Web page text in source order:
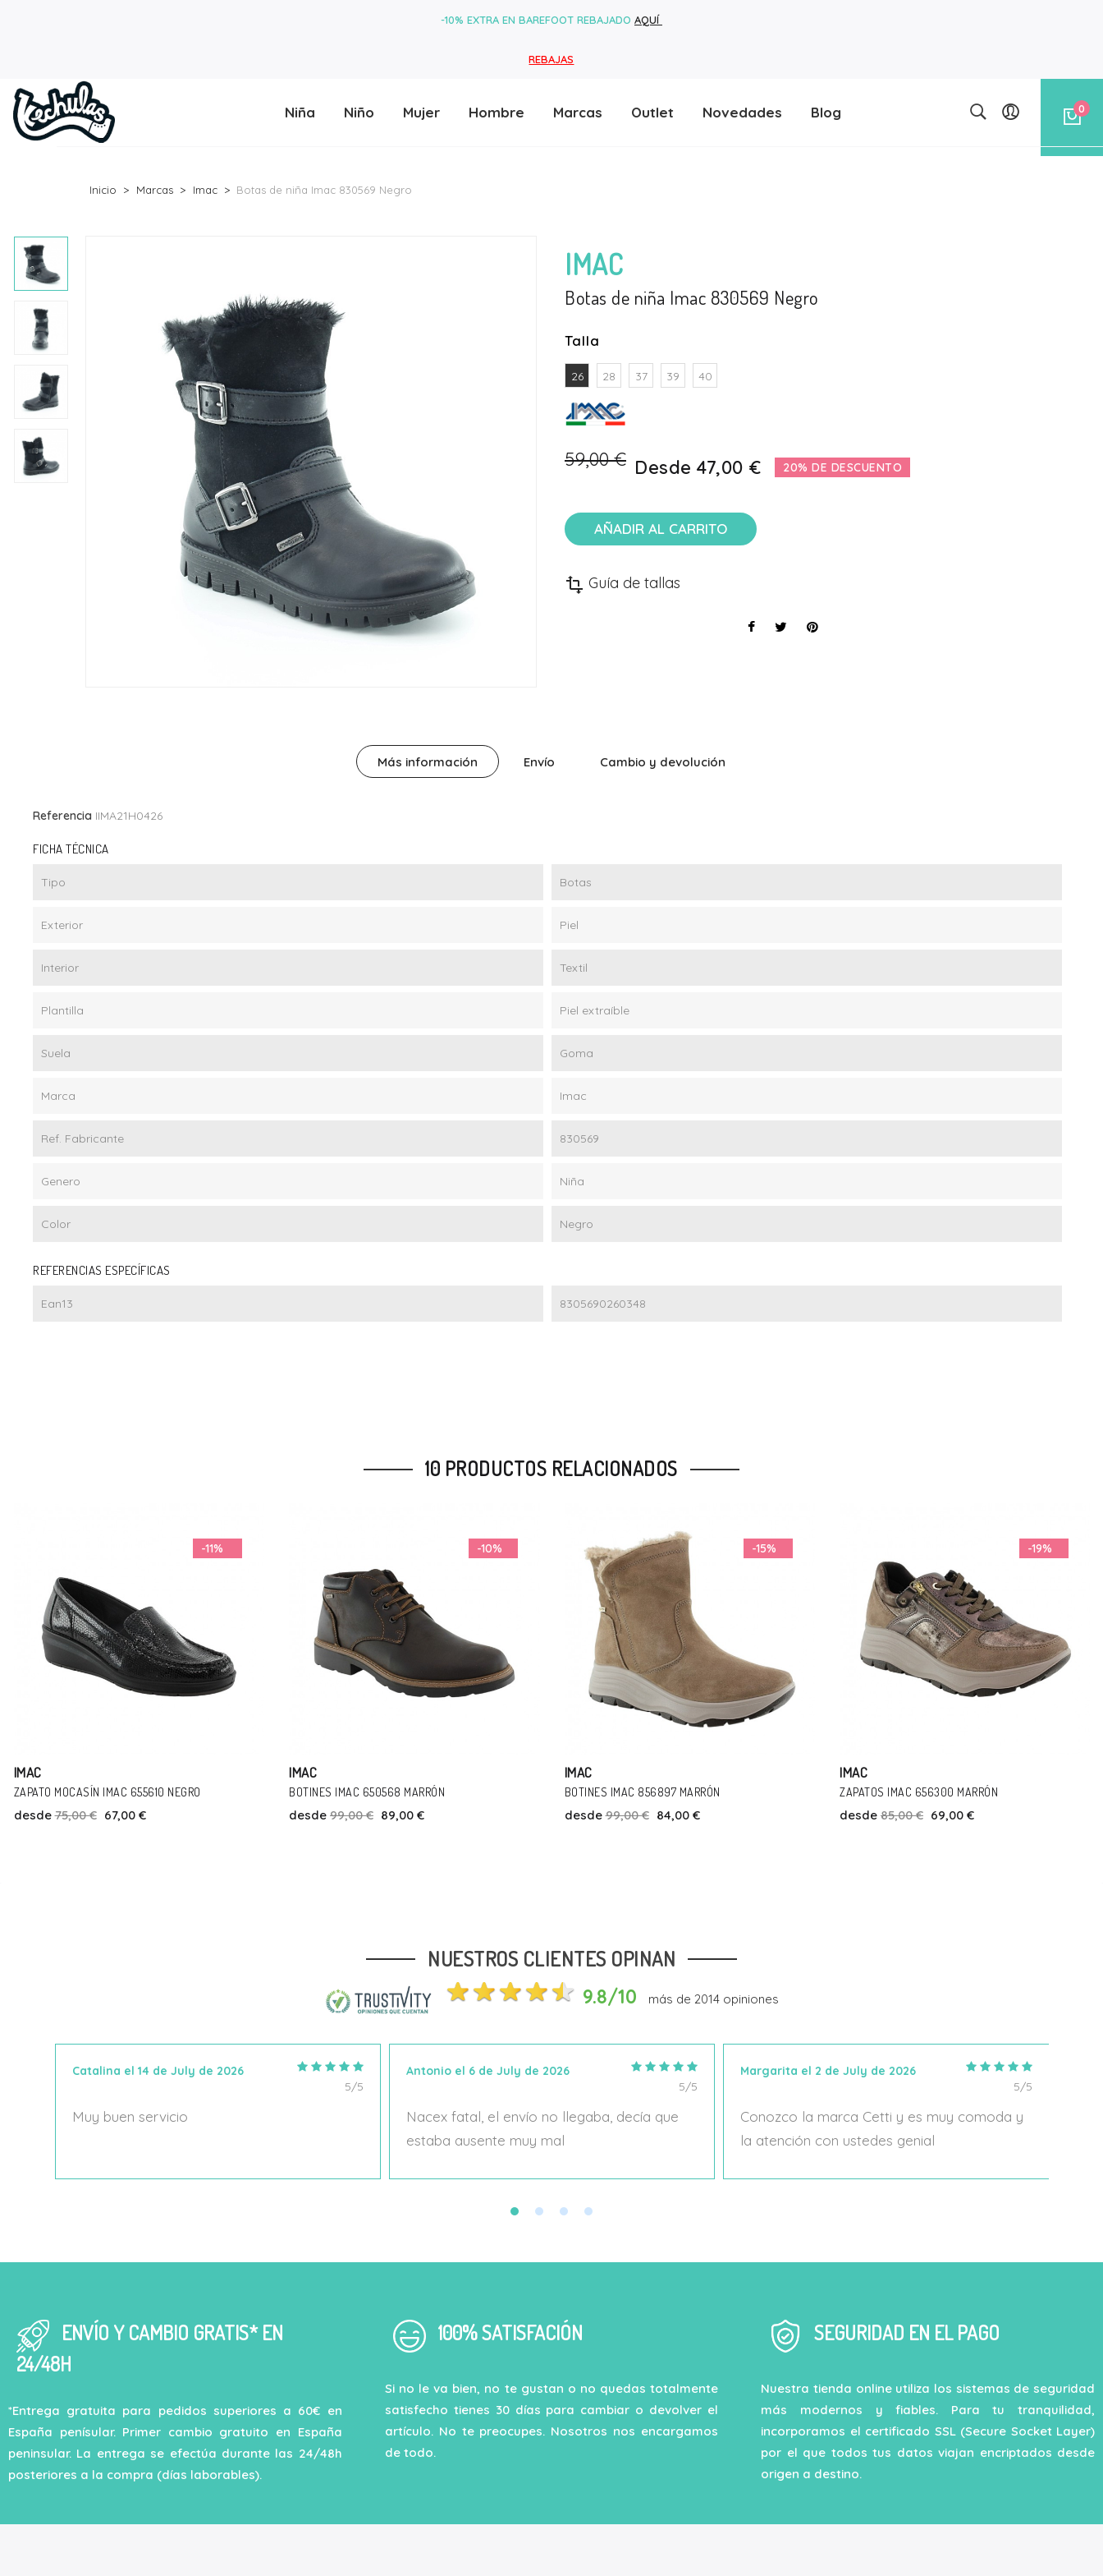
-10% EXTRA EN BAREFOOT REBAJADO AQUÍ
REBAJAS
Niña Niño Mujer Hombre Marcas Outlet Novedades Blog 0
Inicio Marcas Imac Botas de niña Imac 830569 Negro
IMAC
Botas de niña Imac 830569 Negro
Talla
26 28 37 39 40
59,00 € Desde 47,00 € 20% DE DESCUENTO
AÑADIR AL CARRITO
transform Guía de tallas
Más información Envío Cambio y devolución
Referencia IIMA21H0426
FICHA TÉCNICA
Tipo Botas
Exterior Piel
Interior Textil
Plantilla Piel extraíble
Suela Goma
Marca Imac
Ref. Fabricante 830569
Genero Niña
Color Negro
REFERENCIAS ESPECÍFICAS
Ean13 8305690260348
10 PRODUCTOS RELACIONADOS
-10%
IMAC
BOTINES IMAC 650568 MARRÓN
desde 99,00 € 89,00 €
-15%
Añadir Al Carrito
IMAC
BOTINES IMAC 856897 MARRÓN
desde 99,00 € 84,00 €
-19%
IMAC
ZAPATOS IMAC 656300 MARRÓN
desde 85,00 € 69,00 €
-17%
IMAC
ZAPATOS IMAC 856888 MARRÓN
desde 95,00 € 79,00 €
NUESTROS CLIENTES OPINAN
9.8/10 más de 2014opiniones
Catalina el 14 de July de 2026
5/5
Muy buen servicio
Antonio el 6 de July de 2026
5/5
Nacex fatal, el envío no llegaba, decía que
estaba ausente muy mal
Margarita el 2 de July de 2026
5/5
Conozco la marca Cetti y es muy comoda y
la atención con ustedes genial
ENVÍO Y CAMBIO GRATIS* EN
24/48H
*Entrega gratuita para pedidos superiores a 60€ en
España penísular. Primer cambio gratuito en España
peninsular. La entrega se efectúa durante las 24/48h
posteriores a la compra (días laborables).
100% SATISFACIÓN
Si no le va bien, no te gustan o no quedas totalmente
satisfecho tienes 30 días para cambiar o devolver el
artículo. No te preocupes. Nosotros nos encargamos
de todo.
SEGURIDAD EN EL PAGO
Nuestra tienda online utiliza los sistemas de seguridad
más modernos y fiables. Para tu tranquilidad,
incorporamos el certificado SSL (Secure Socket Layer)
por el que todos tus datos viajan encriptados desde
origen a destino.